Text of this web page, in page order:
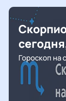
Гороскоп на